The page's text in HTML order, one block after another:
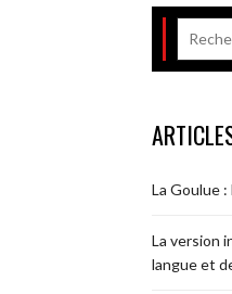
La Goulue
La version
langue et